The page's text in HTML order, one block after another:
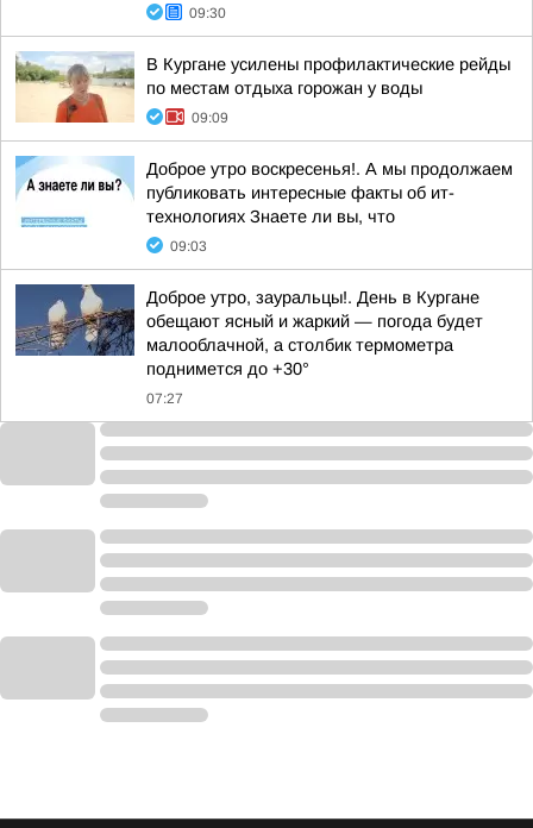
09:30
В Кургане усилены профилактические рейды
по местам отдыха горожан у воды
09:09
Доброе утро воскресенья!. А мы продолжаем
публиковать интересные факты об ит-
технологиях Знаете ли вы, что
09:03
Доброе утро, зауральцы!. День в Кургане
обещают ясный и жаркий — погода будет
малооблачной, а столбик термометра
поднимется до +30°
07:27